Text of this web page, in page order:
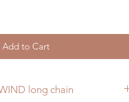
Add to Cart
long chain